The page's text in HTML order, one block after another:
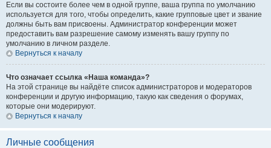
Если вы состоите более чем в одной группе, ваша группа по умолчанию
используется для того, чтобы определить, какие групповые цвет и звание
должны быть вам присвоены. Администратор конференции может
предоставить вам разрешение самому изменять вашу группу по
умолчанию в личном разделе.
Вернуться к началу
Что означает ссылка «Наша команда»?
На этой странице вы найдёте список администраторов и модераторов
конференции и другую информацию, такую как сведения о форумах,
которые они модерируют.
Вернуться к началу
Личные сообщения